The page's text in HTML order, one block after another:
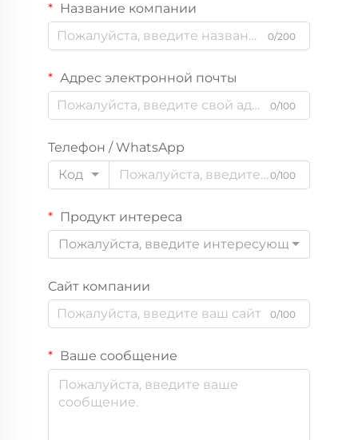
Название компании
0/200
Адрес электронной почты
0/100
Телефон / WhatsApp
Код
0/100
Продукт интереса
Пожалуйста, введите интересующий вас
Сайт компании
0/100
Ваше сообщение